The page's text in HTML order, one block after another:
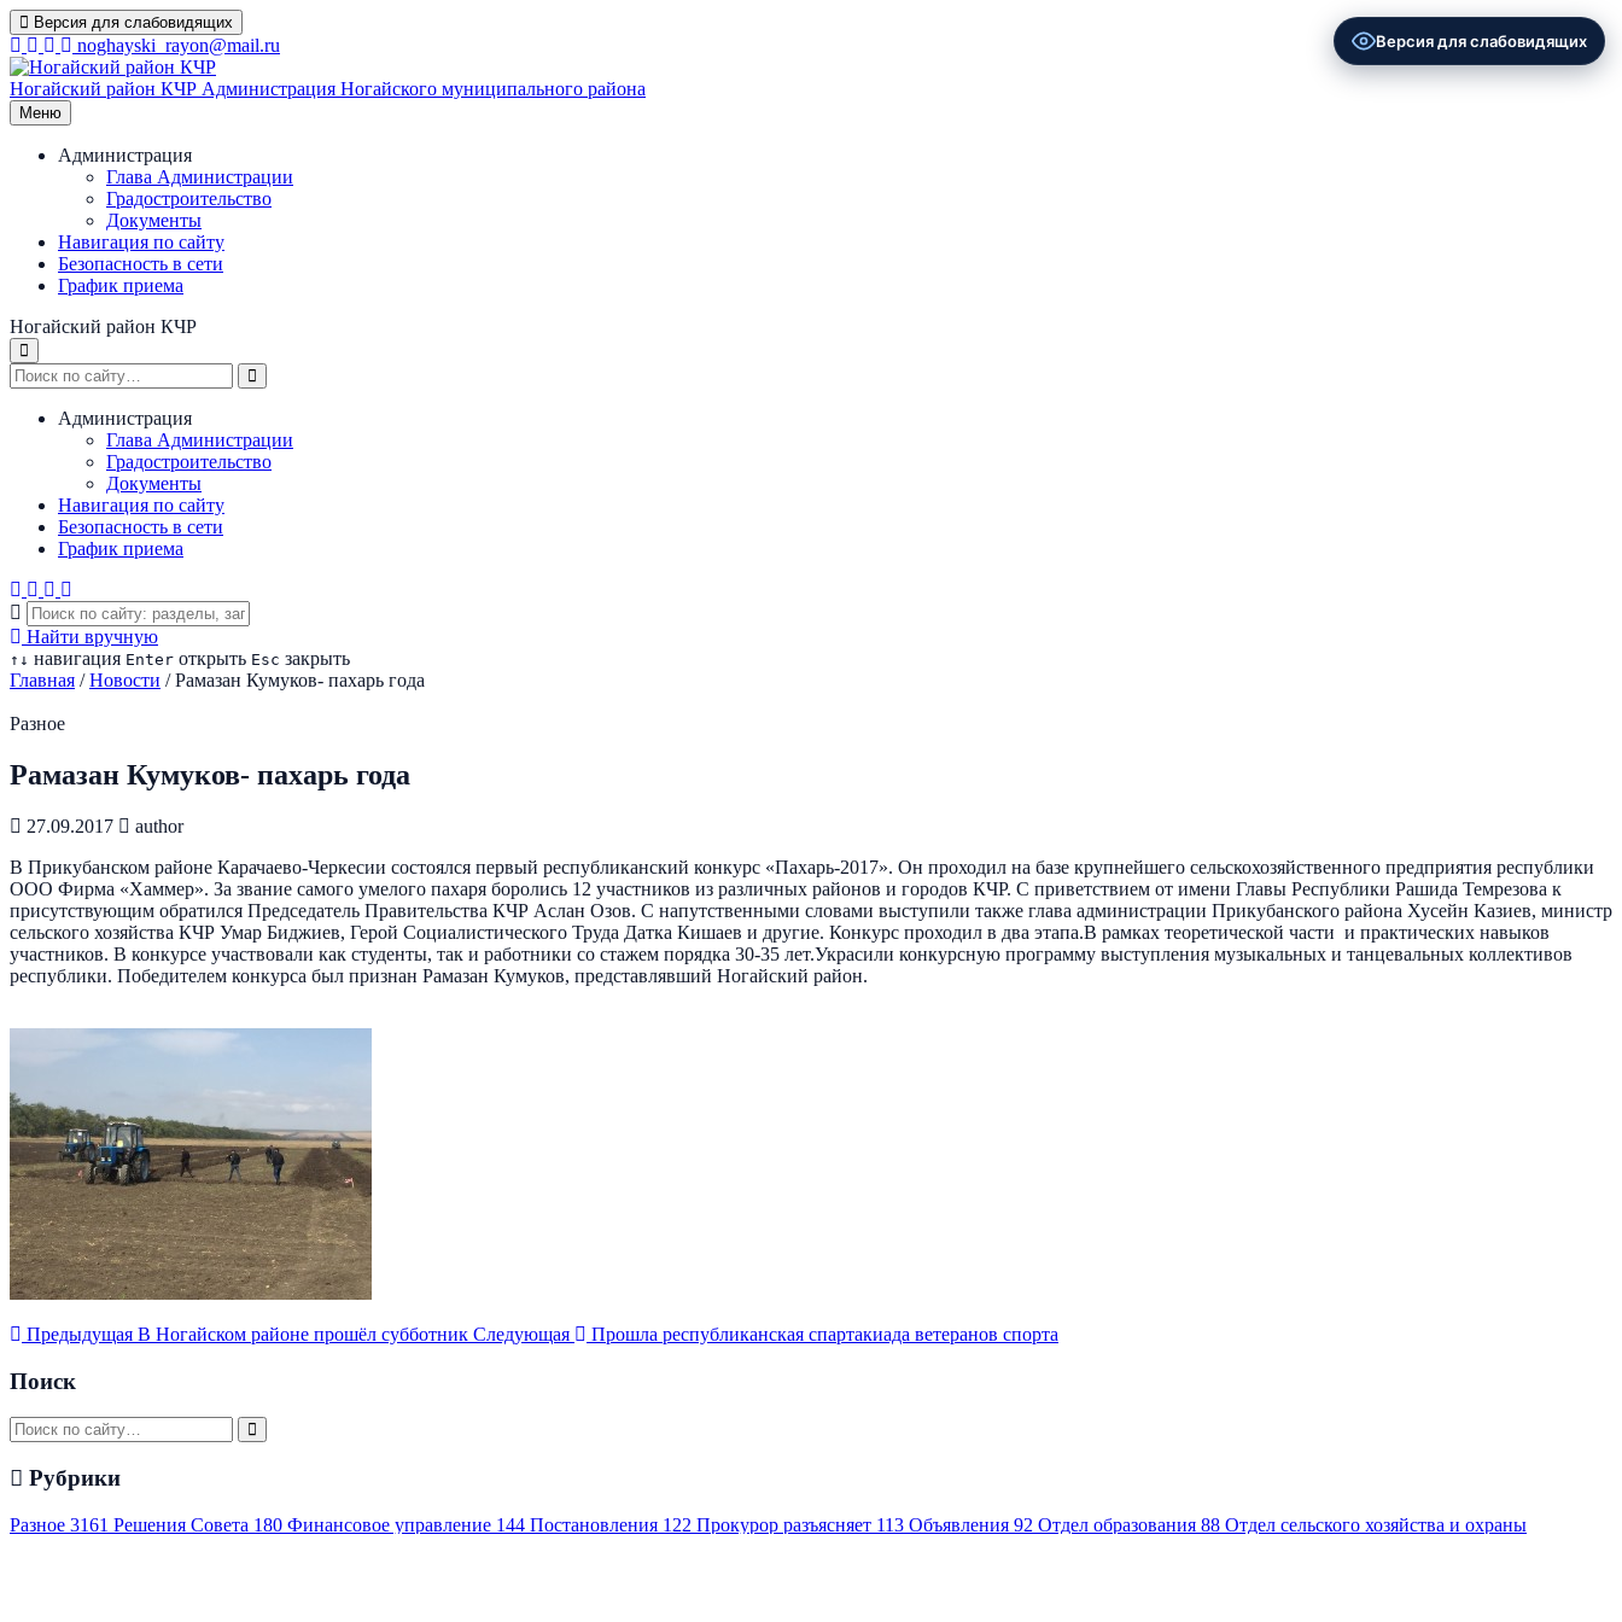
Перейти
к
содержимому
Версия для слабовидящих
noghayski_rayon@mail.ru
Ногайский район КЧР Администрация Ногайского муниципального района
Меню
Администрация
Глава Администрации
Градостроительство
Документы
Навигация по сайту
Безопасность в сети
График приема
Ногайский район КЧР
Администрация
Глава Администрации
Градостроительство
Документы
Навигация по сайту
Безопасность в сети
График приема
Найти вручную
↑ ↓ навигация Enter открыть Esc закрыть
Главная / Новости / Рамазан Кумуков- пахарь года
Разное
Рамазан Кумуков- пахарь года
27.09.2017
author
В Прикубанском районе Карачаево-Черкесии состоялся первый республиканский конкурс «Пахарь-2017». Он проходил на базе крупнейшего сельскохозяйственного предприятия республики
ООО Фирма «Хаммер». За звание самого умелого пахаря боролись 12 участников из различных районов и городов КЧР. С приветствием от имени Главы Республики Рашида Темрезова к
присутствующим обратился Председатель Правительства КЧР Аслан Озов. С напутственными словами выступили также глава администрации Прикубанского района Хусейн Казиев, министр
сельского хозяйства КЧР Умар Биджиев, Герой Социалистического Труда Датка Кишаев и другие. Конкурс проходил в два этапа.В рамках теоретической части и практических навыков
участников. В конкурсе участвовали как студенты, так и работники со стажем порядка 30-35 лет.Украсили конкурсную программу выступления музыкальных и танцевальных коллективов
республики. Победителем конкурса был признан Рамазан Кумуков, представлявший Ногайский район.
Предыдущая В Ногайском районе прошёл субботник Следующая Прошла республиканская спартакиада ветеранов спорта
Поиск
Рубрики
Разное 3161 Решения Совета 180 Финансовое управление 144 Постановления 122 Прокурор разъясняет 113 Объявления 92 Отдел образования 88 Отдел сельского хозяйства и охраны
Версия для слабовидящих